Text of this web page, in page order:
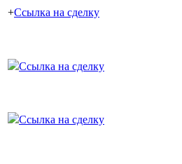
+Ссылка на сделку
Ссылка на сделку
Ссылка на сделку